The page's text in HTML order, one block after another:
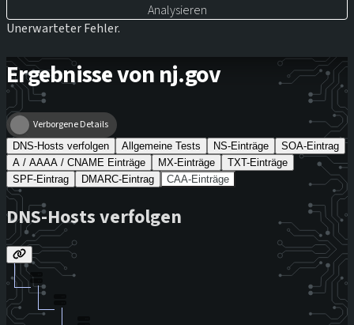
Analysieren
Unerwarteter Fehler.
Ergebnisse von nj.gov
Verborgene Details
DNS-Hosts verfolgen Allgemeine Tests NS-Einträge
SOA-Eintrag
A / AAAA / CNAME Einträge
MX-Einträge
TXT-Einträge
SPF-Eintrag
DMARC-Eintrag CAA-Einträge
DNS-Hosts verfolgen